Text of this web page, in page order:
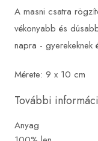
A masni csatra
vékonyabb és
napra - gyerekeknek
Mérete: 9 x 10 cm
További
Anyag